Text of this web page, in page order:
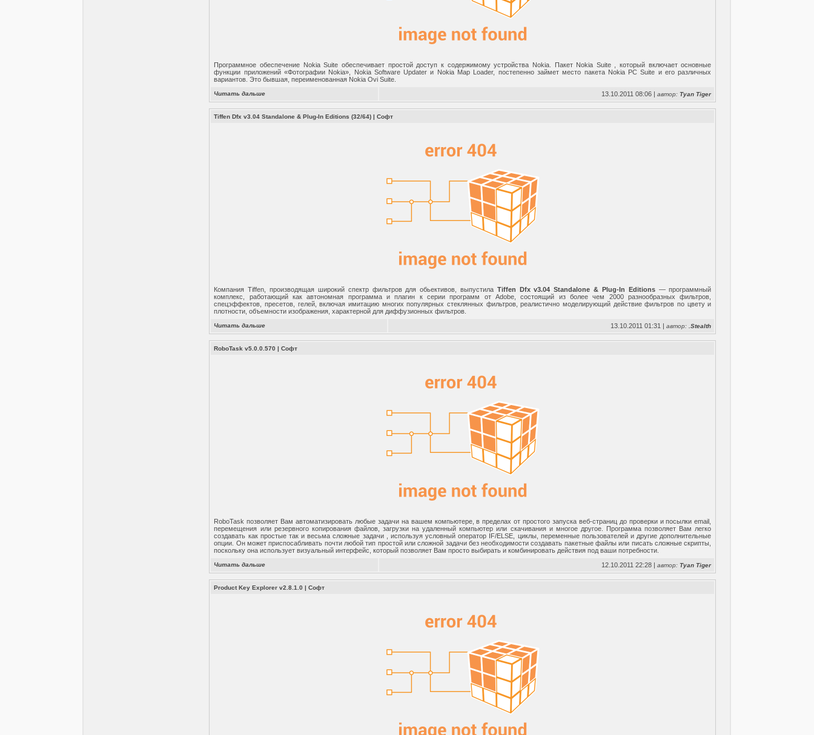
Программное обеспечение Nokia Suite обеспечивает простой доступ к содержимому устройства Nokia. Пакет Nokia Suite , который включает основные
функции приложений «Фотографии Nokia», Nokia Software Updater и Nokia Map Loader, постепенно займет место пакета Nokia PC Suite и его различных
вариантов. Это бывшая, переименованная Nokia Ovi Suite.
Читать дальше 13.10.2011 08:06 |автор:Tyan Tiger
Tiffеn Dfx v3.04 Standalone & Plug-In Editions (32/64) |Софт
Компания Tiffen, производящая широкий спектр фильтров для обьективов, выпустила Tiffen Dfx v3.04 Standalone & Plug-In Editions— программный
комплекс, работающий как автономная программа и плагин к серии программ от Adobe, состоящий из более чем 2000 разнообразных фильтров,
спецэффектов, пресетов, гелей, включая имитацию многих популярных стеклянных фильтров, реалистично моделирующий действие фильтров по цвету и
плотности, объемности изображения, характерной для диффузионных фильтров.
Читать дальше 13.10.2011 01:31 |автор: .Stealth
RoboTask v5.0.0.570 |Софт
RoboTask позволяет Вам автоматизировать любые задачи на вашем компьютере, в пределах от простого запуска веб-страниц до проверки и посылки email,
перемещения или резервного копирования файлов, загрузки на удаленный компьютер или скачивания и многое другое. Программа позволяет Вам легко
создавать как простые так и весьма сложные задачи , используя условный оператор IF/ELSE, циклы, переменные пользователей и другие дополнительные
опции. Он может приспосабливать почти любой тип простой или сложной задачи без необходимости создавать пакетные файлы или писать сложные скрипты,
поскольку она использует визуальный интерфейс, который позволяет Вам просто выбирать и комбинировать действия под ваши потребности.
Читать дальше 12.10.2011 22:28 |автор:Tyan Tiger
Product Key Explorer v2.8.1.0 |Софт